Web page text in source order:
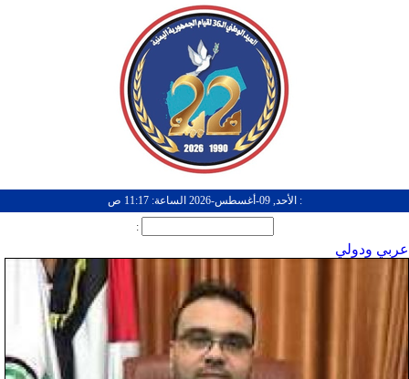
: الأحد, 09-أغسطس-2026 الساعة: 11:17 ص
:
عربي ودولي